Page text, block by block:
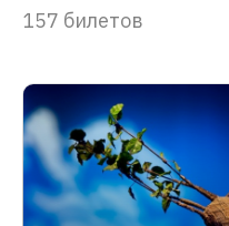
157 билетов